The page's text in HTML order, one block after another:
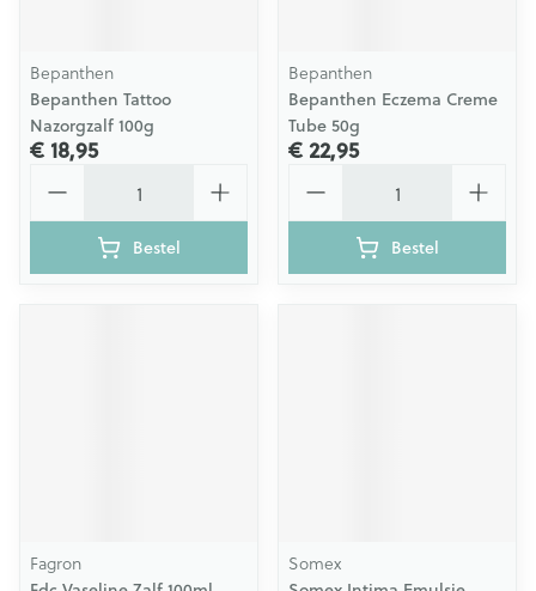
Bepanthen
Bepanthen Tattoo
Nazorgzalf 100g
€ 18,95
Bestel
Bepanthen
Bepanthen Eczema Creme
Tube 50g
€ 22,95
Bestel
Fagron Somex